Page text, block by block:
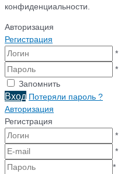
конфиденциальности.
Авторизация
Регистрация
*
*
Запомнить
Вход Потеряли пароль ?
Авторизация
Регистрация
*
*
*